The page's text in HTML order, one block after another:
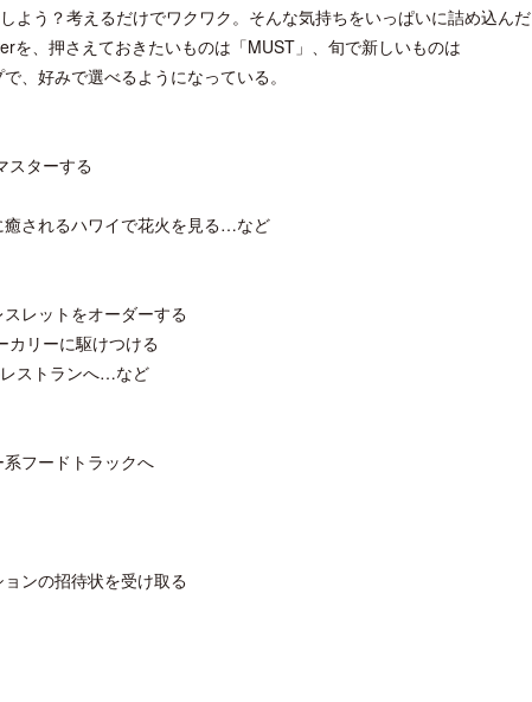
よう？考えるだけでワクワク。そんな気持ちをいっぱいに詰め込んだ
、押さえておきたいものは「MUST」、旬で新しいものは
、好みで選べるようになっている。
スターする
癒されるハワイで花火を見る…など
レットをオーダーする
カリーに駆けつける
ストランへ…など
フードトラックへ
ンの招待状を受け取る